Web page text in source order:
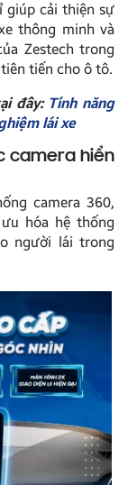
giúp cải thiện sự
thông minh và
Zestech trong
tiến cho ô tô.
đây: Tính năng
lái xe
camera hiển
camera 360,
hóa hệ thống
người lái trong